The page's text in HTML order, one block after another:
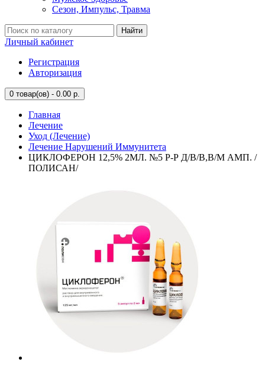
Сезон, Импульс, Травма
Найти
Личный кабинет
Регистрация
Авторизация
0 товар(ов) - 0.00 р.
Главная
Лечение
Уход (Лечение)
Лечение Нарушений Иммунитета
ЦИКЛОФЕРОН 12,5% 2МЛ. №5 Р-Р Д/В/В,В/М АМП. /
ПОЛИСАН/